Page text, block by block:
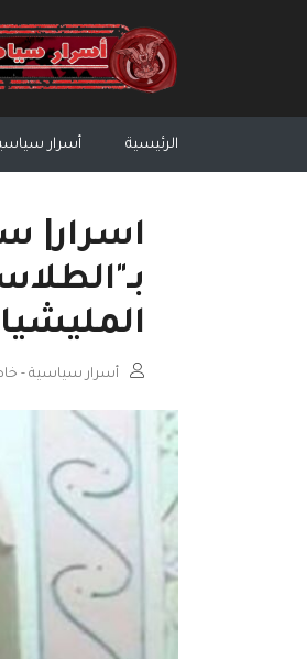
الرئيسية أسرار
اسرار|
أسرار سياسية -